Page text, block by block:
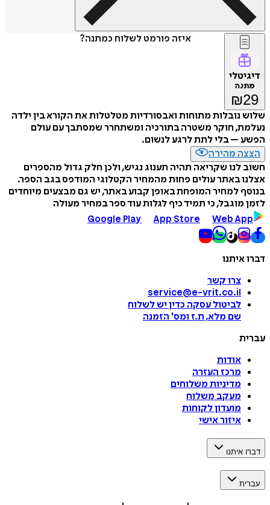
איזה פורמט לשלוח כמתנה?
דיגיטלי
מתנה
₪29
שלוש נובלות מתוחות ואבסורדיות מטלטלות את הקורא בין ילדה
נעלמת, חוקר משטרה בתורכיה ומשתחרר שמסתבך עם עולם
הפשע – בלי לתת לרגע לנשום.
הצצה מהירה
חשוב לנו שקריאה תהיה תענוג נגיש, ולכן חלק גדול מהספרים
אצלנו באתר עולים פחות מהמחיר הקטלוגי המודפס בגב הספר.
בנוסף למחיר המופחת באופן קבוע באתר, יש גם מבצעים מיוחדים
לזמן מוגבל, כי תמיד כיף לגלות עוד ספר במחיר מעולה
Google Play
App Store Web App
דברו איתנו
צרו קשר
service@e-vrit.co.il
לביטול עסקה כדין יש לשלוח
שם מלא, ת.ז ומס' הזמנה
עברית
אודות
מרכז העזרה
מדיניות משלוחים
מעקב משלוח
מועדון לקוחות
איזור אישי
דברו איתנו
עברית